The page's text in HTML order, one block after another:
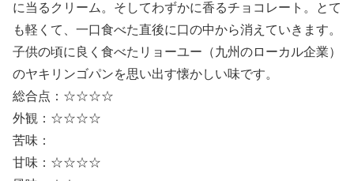
に当るクリーム。そしてわずかに香るチョコレート。とて
も軽くて、一口食べた直後に口の中から消えていきます。
子供の頃に良く食べたリョーユー（九州のローカル企業）
のヤキリンゴパンを思い出す懐かしい味です。
総合点：☆☆☆☆
外観：☆☆☆☆
苦味：
甘味：☆☆☆☆